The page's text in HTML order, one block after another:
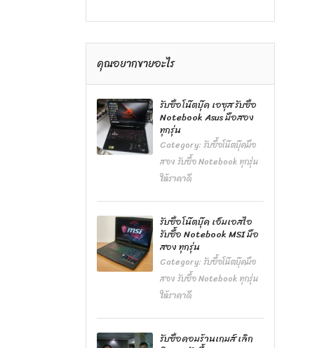
คุณอยากขายอะไร
รับซื้อโน๊ตบุ๊ค เอซุส รับซื้อ
Notebook Asus มือสอง
ทุกรุ่น
Category:รับซื้อโน๊ตบุ๊คมือ
สอง รับซื้อ Notebook ทุกรุ่น
ให้ราคาดี
รับซื้อโน๊ตบุ๊ค เอ็มเอสไอ
รับซื้อ Notebook MSI มือ
สอง ทุกรุ่น
Category:รับซื้อโน๊ตบุ๊คมือ
สอง รับซื้อ Notebook ทุกรุ่น
ให้ราคาดี
รับซื้อคอมร้านเกมส์ เลิก